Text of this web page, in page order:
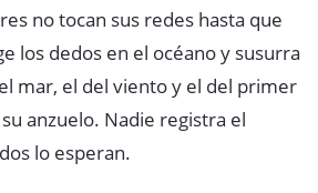
no tocan sus redes hasta que
los dedos en el océano y susurra
mar, el del viento y el del primer
anzuelo. Nadie registra el
lo esperan.